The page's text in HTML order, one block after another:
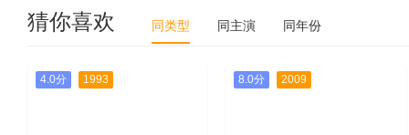
猜你喜欢 同类型 同主演 同年份
4.0分 1993 8.0分 2009